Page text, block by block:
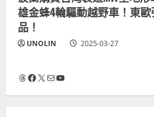
雄金蜂4輪驅動越野車！東
品！
UNOLIN 2025-03-27
Threads
Facebook
X 電子郵件YouTube